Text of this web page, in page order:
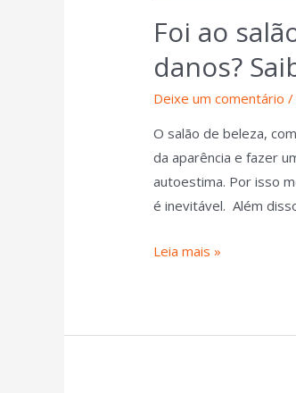
Foi ao
danos?
Deixe um comentário
O salão de beleza,
da aparência e fazer
autoestima. Por isso
é inevitável. Além
Leia mais »